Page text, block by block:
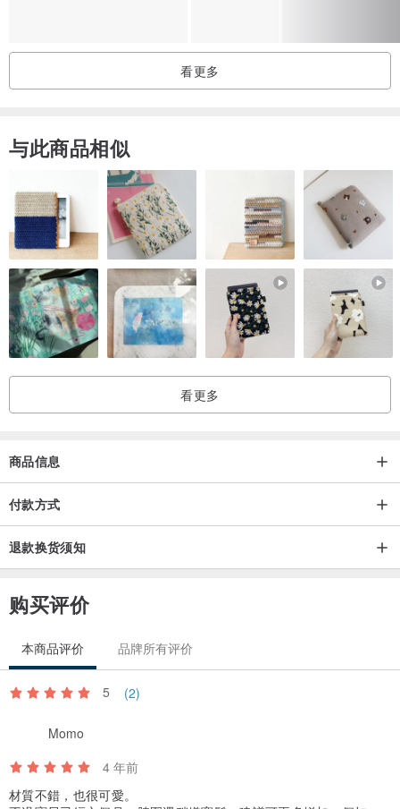
肤带来舒适体验。
◆选用高规格日本塑钢扣，对金属扣过敏的宝宝更加适合。
会增加，帮宝 宝佩挂围兜可以避免宝宝溢奶、流口水时弄湿衣服。一
旦围兜湿了、或脏了应立即 更换，以免宝宝的脖子、前胸部位，长时
间被闷湿的围兜覆盖着，容易长疹子、引 起皮肤不适。
◆领围刚刚好松紧，不易有勒痕，适合三个月以上宝宝使用
◎适合 一年四季 穿着。
【认证机构】
GOTS 国际有机棉纱认证
【 产地】
【商品颜色】
有机棉原色
【产品材质】
配布：100%棉(有机棉)
【 商品尺寸】
看更多
与此商品相似
看更多
商品信息
商品运费
付款方式
购买评价
本商品评价 品牌所有评价
Momo